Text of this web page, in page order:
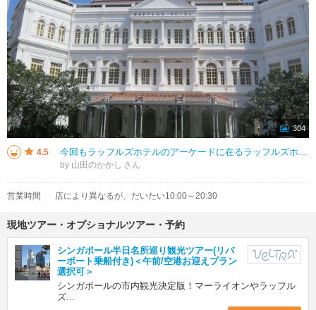
304
4.5 今回もラッフルズホテルのアーケードに在るラッフルズホテルのロゴ入りのカヤジャムや紅茶や菓子を買いに行きました。数年前に身内がトランスファーでシンガポールに住んで居ましたので、その時にも買いに行きましたのでシンガポールへ来た
by 山田のかかし
営業時間 店により異なるが、だいたい10:00～20:30
現地ツアー・オプショナルツアー・予約
シンガポール半日名所巡り観光ツアー(リバ
ーボート乗船付き)＜午前/空港お迎えプラン
選択可＞
シンガポールの市内観光決定版！マーライオンやラッフル
ズ...